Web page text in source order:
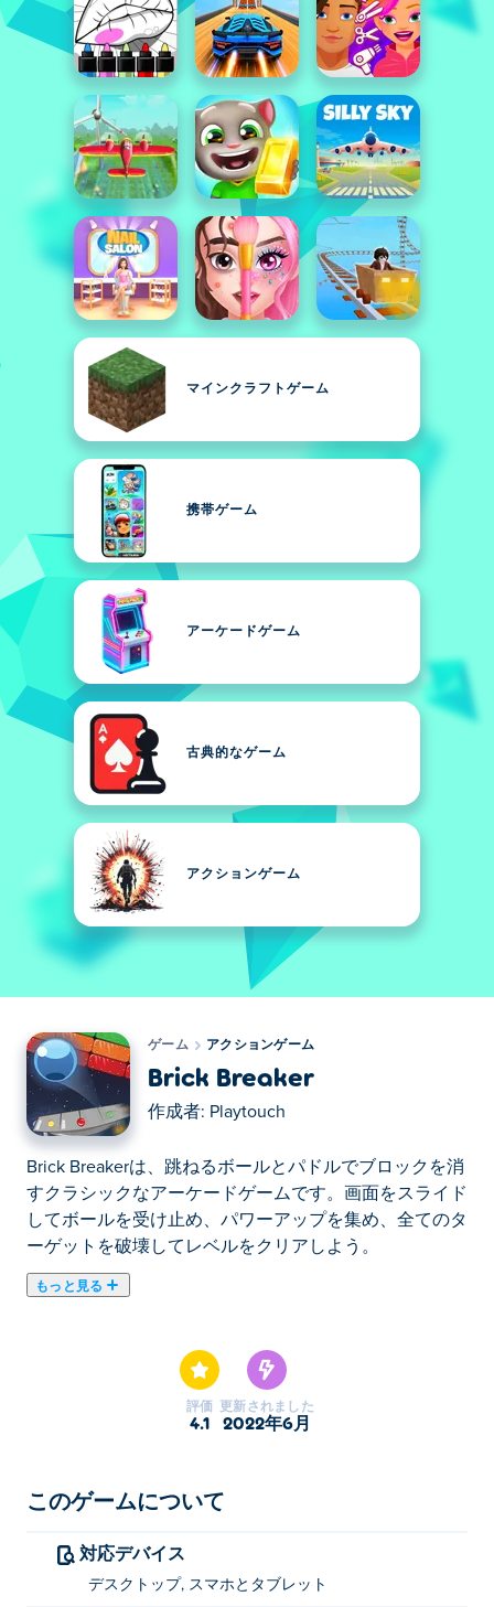
マインクラフトゲーム
携帯ゲーム
アーケードゲーム
古典的なゲーム
アクションゲーム
ゲーム アクションゲーム
Brick Breaker
作成者: Playtouch
Brick Breakerは、跳ねるボールとパドルでブロックを消
すクラシックなアーケードゲームです。画面をスライド
してボールを受け止め、パワーアップを集め、全てのタ
ーゲットを破壊してレベルをクリアしよう。
もっと見る
評価
4.1
更新されました
2022年6月
このゲームについて
対応デバイス
デスクトップ, スマホとタブレット